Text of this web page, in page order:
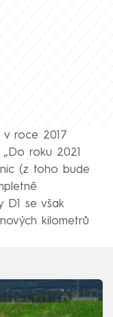
v roce 2017
„Do roku 2021
(z toho bude
D1 se však
kilometrů